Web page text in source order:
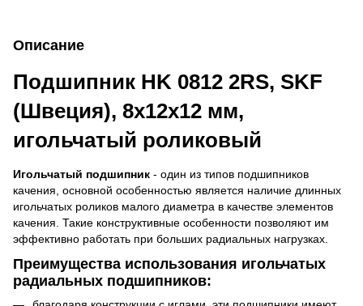
Описание
Подшипник HK 0812 2RS, SKF
(Швеция), 8х12х12 мм,
игольчатый роликовый
Игольчатый подшипник - один из типов подшипников
качения, основной особенностью является наличие длинных
игольчатых роликов малого диаметра в качестве элементов
качения. Такие конструктивные особенности позволяют им
эффективно работать при больших радиальных нагрузках.
Преимущества использования игольчатых
радиальных подшипников: